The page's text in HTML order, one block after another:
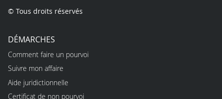
© Tous droits réservés
DÉMARCHES
Comment faire un pourvoi
Suivre mon affaire
Aide juridictionnelle
Certificat de non pourvoi